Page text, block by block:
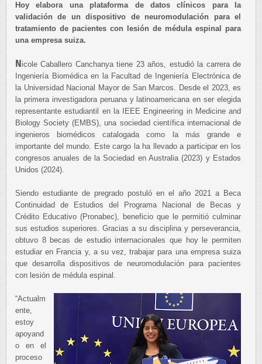
Hoy elabora una plataforma de datos clínicos para la
validación de un dispositivo de neuromodulación para el
tratamiento de pacientes con lesión de médula espinal para
una empresa suiza.
Nicole Caballero Canchanya tiene 23 años, estudió la carrera de
Ingeniería Biomédica en la Facultad de Ingeniería Electrónica de
la Universidad Nacional Mayor de San Marcos. Desde el 2023, es
la primera investigadora peruana y latinoamericana en ser elegida
representante estudiantil en la IEEE Engineering in Medicine and
Biology Society (EMBS), una sociedad científica internacional de
ingenieros biomédicos catalogada como la más grande e
importante del mundo. Este cargo la ha llevado a participar en los
congresos anuales de la Sociedad en Australia (2023) y Estados
Unidos (2024).
Siendo estudiante de pregrado postuló en el año 2021 a Beca
Continuidad de Estudios del Programa Nacional de Becas y
Crédito Educativo (Pronabec), beneficio que le permitió culminar
sus estudios superiores. Gracias a su disciplina y perseverancia,
obtuvo 8 becas de estudio internacionales que hoy le permiten
estudiar en Francia y, a su vez, trabajar para una empresa suiza
que desarrolla dispositivos de neuromodulación para pacientes
con lesión de médula espinal.
“Actualm
ente,
estoy
apoyand
o en el
proceso